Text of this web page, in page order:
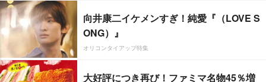
向井康二イケメンすぎ！純愛『（LOVE S
ONG）』
オリコンタイアップ特集
大好評につき再び！ファミマ名物45％増